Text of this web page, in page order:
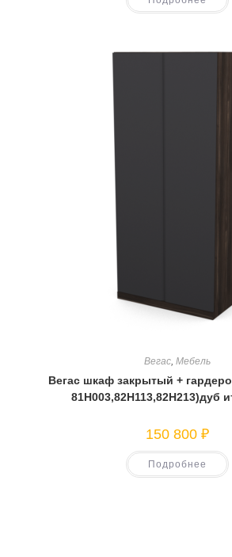
Вегас Мебель
Вегас шкаф закрытый +
81Н003,82Н113,82Н213)дуб
150 800 ₽
Подробнее